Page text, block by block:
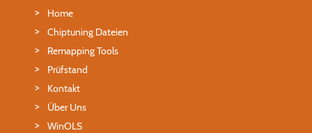
Home
Chiptuning Dateien
Remapping Tools
Prüfstand
Kontakt
Über Uns
WinOLS